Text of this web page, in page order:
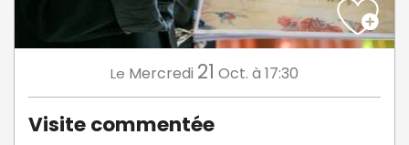
Le Mercredi 21 Oct. à 17:30
Visite commentée